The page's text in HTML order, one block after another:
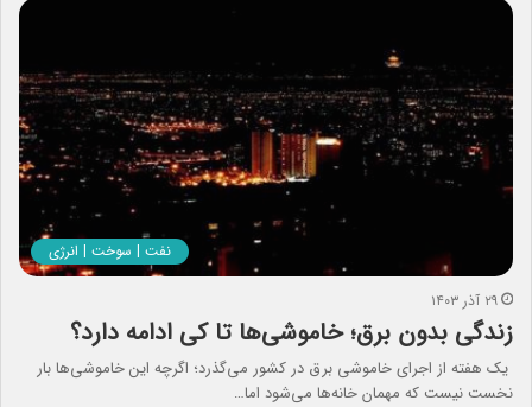
نفت | سوخت | انرژی
۲۹ آذر ۱۴۰۳
زندگی بدون برق؛ خاموشی‌ها تا کی ادامه دارد؟
یک هفته از اجرای خاموشی برق در کشور می‌گذرد؛ اگرچه این خاموشی‌ها بار
نخست نیست که مهمان خانه‌ها می‌شود اما…